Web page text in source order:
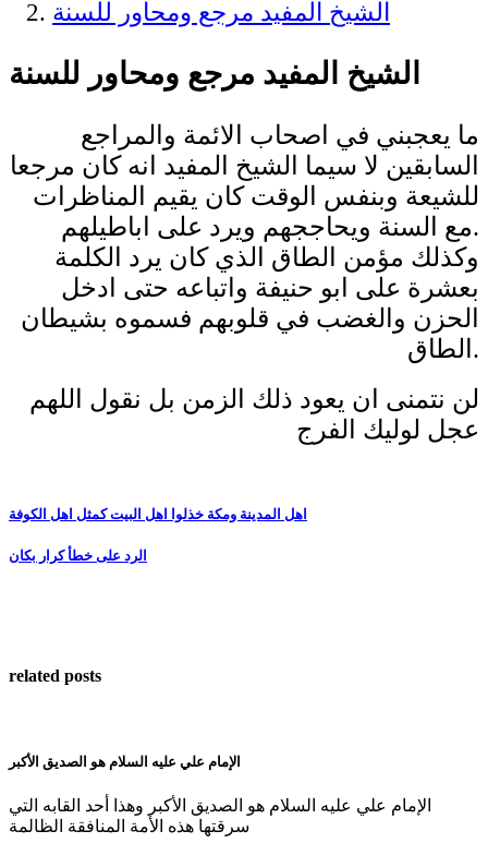
الشيخ المفيد مرجع ومحاور للسنة
الشيخ المفيد مرجع ومحاور للسنة
ما يعجبني في اصحاب الائمة والمراجع
السابقين لا سيما الشيخ المفيد انه كان مرجعا
للشيعة وبنفس الوقت كان يقيم المناظرات
مع السنة ويحاججهم ويرد على اباطيلهم.
وكذلك مؤمن الطاق الذي كان يرد الكلمة
بعشرة على ابو حنيفة واتباعه حتى ادخل
الحزن والغضب في قلوبهم فسموه بشيطان
الطاق.
لن نتمنى ان يعود ذلك الزمن بل نقول اللهم
عجل لوليك الفرج
Post
navigation
اهل المدينة ومكة خذلوا اهل البيت كمثل اهل الكوفة
الرد على خطأ كرار بكان
related posts
الإمام علي عليه السلام هو الصديق الأكبر
الإمام علي عليه السلام هو الصديق الأكبر وهذا أحد القابه التي
سرقتها هذه الأمة المنافقة الظالمة